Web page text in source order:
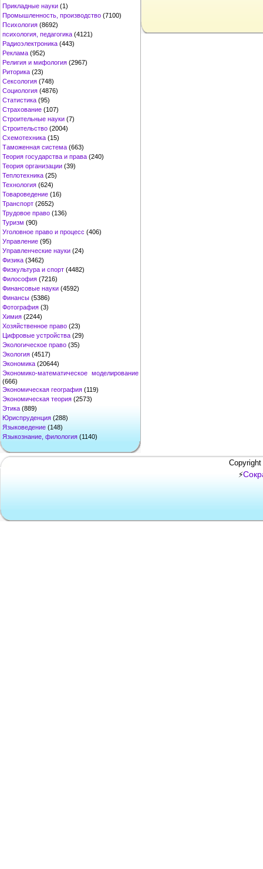
Прикладные науки (1)
Промышленность, производство (7100)
Психология (8692)
психология, педагогика (4121)
Радиоэлектроника (443)
Реклама (952)
Религия и мифология (2967)
Риторика (23)
Сексология (748)
Социология (4876)
Статистика (95)
Страхование (107)
Строительные науки (7)
Строительство (2004)
Схемотехника (15)
Таможенная система (663)
Теория государства и права (240)
Теория организации (39)
Теплотехника (25)
Технология (624)
Товароведение (16)
Транспорт (2652)
Трудовое право (136)
Туризм (90)
Уголовное право и процесс (406)
Управление (95)
Управленческие науки (24)
Физика (3462)
Физкультура и спорт (4482)
Философия (7216)
Финансовые науки (4592)
Финансы (5386)
Фотография (3)
Химия (2244)
Хозяйственное право (23)
Цифровые устройства (29)
Экологическое право (35)
Экология (4517)
Экономика (20644)
Экономико-математическое моделирование
(666)
Экономическая география (119)
Экономическая теория (2573)
Этика (889)
Юриспруденция (288)
Языковедение (148)
Языкознание, филология (1140)
⚡